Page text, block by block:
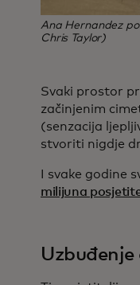
Ana Hernandez
Chris Taylor)
Svaki prostor
začinjenim
(senzacija
stvoriti nigdje
I svake godine
milijuna